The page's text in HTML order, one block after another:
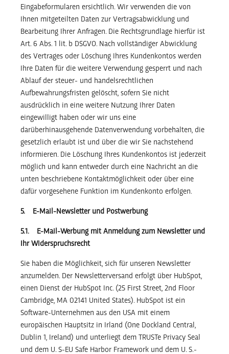
Eingabeformularen ersichtlich. Wir verwenden die von
Ihnen mitgeteilten Daten zur Vertragsabwicklung und
Bearbeitung Ihrer Anfragen. Die Rechtsgrundlage hierfür ist
Art. 6 Abs. 1 lit. b DSGVO. Nach vollständiger Abwicklung
des Vertrages oder Löschung Ihres Kundenkontos werden
Ihre Daten für die weitere Verwendung gesperrt und nach
Ablauf der steuer- und handelsrechtlichen
Aufbewahrungsfristen gelöscht, sofern Sie nicht
ausdrücklich in eine weitere Nutzung Ihrer Daten
eingewilligt haben oder wir uns eine
darüberhinausgehende Datenverwendung vorbehalten, die
gesetzlich erlaubt ist und über die wir Sie nachstehend
informieren. Die Löschung Ihres Kundenkontos ist jederzeit
möglich und kann entweder durch eine Nachricht an die
unten beschriebene Kontaktmöglichkeit oder über eine
dafür vorgesehene Funktion im Kundenkonto erfolgen.
5. E-Mail-Newsletter und Postwerbung
5.1. E-Mail-Werbung mit Anmeldung zum Newsletter und
Ihr Widerspruchsrecht
Sie haben die Möglichkeit, sich für unseren Newsletter
anzumelden. Der Newsletterversand erfolgt über HubSpot,
einen Dienst der HubSpot Inc. (25 First Street, 2nd Floor
Cambridge, MA 02141 United States). HubSpot ist ein
Software-Unternehmen aus den USA mit einem
europäischen Hauptsitz in Irland (One Dockland Central,
Dublin 1, Ireland) und unterliegt dem TRUSTe Privacy Seal
und dem U. S-EU Safe Harbor Framework und dem U. S.-